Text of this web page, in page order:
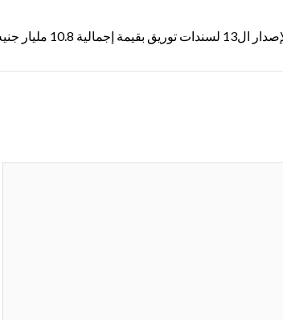
إجمالية 10.8 مليار جنيه